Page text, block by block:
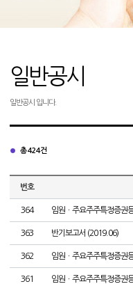
일반공시
일반공시 입니다.
총 424건
번호
364 임원ㆍ주요주주특정증권
363 반기보고서 (2019.06)
362 임원ㆍ주요주주특정증권
361 임원ㆍ주요주주특정증권